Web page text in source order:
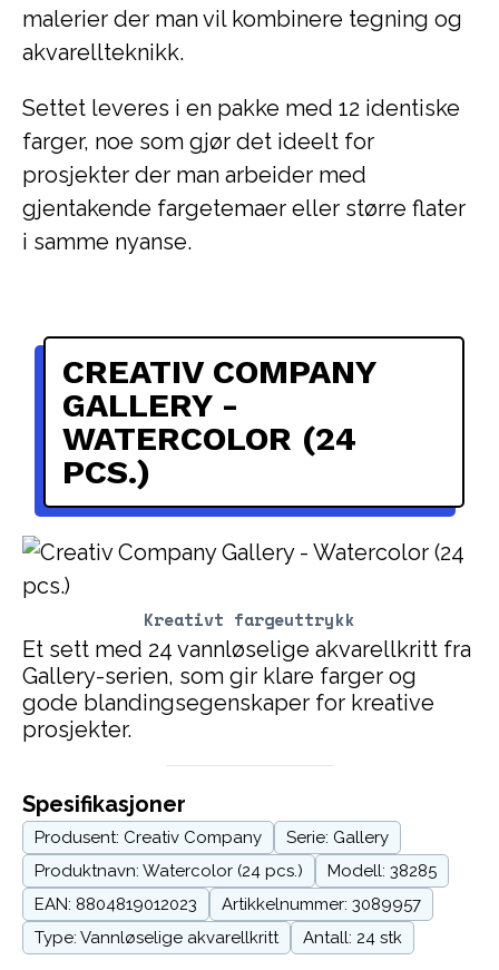
malerier der man vil kombinere tegning og
akvarellteknikk.
Settet leveres i en pakke med 12 identiske
farger, noe som gjør det ideelt for
prosjekter der man arbeider med
gjentakende fargetemaer eller større flater
i samme nyanse.
Kreativt fargeuttrykk
CREATIV COMPANY
GALLERY -
WATERCOLOR (24
PCS.)
Et sett med 24 vannløselige akvarellkritt fra
Gallery-serien, som gir klare farger og
gode blandingsegenskaper for kreative
prosjekter.
Spesifikasjoner
Produsent: Creativ Company
Serie: Gallery
Produktnavn: Watercolor (24 pcs.)
Modell: 38285
EAN: 8804819012023
Artikkelnummer: 3089957
Type: Vannløselige akvarellkritt
Antall: 24 stk